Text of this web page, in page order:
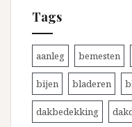
Tags
aanleg bemesten
bijen bladeren
dakbedekking